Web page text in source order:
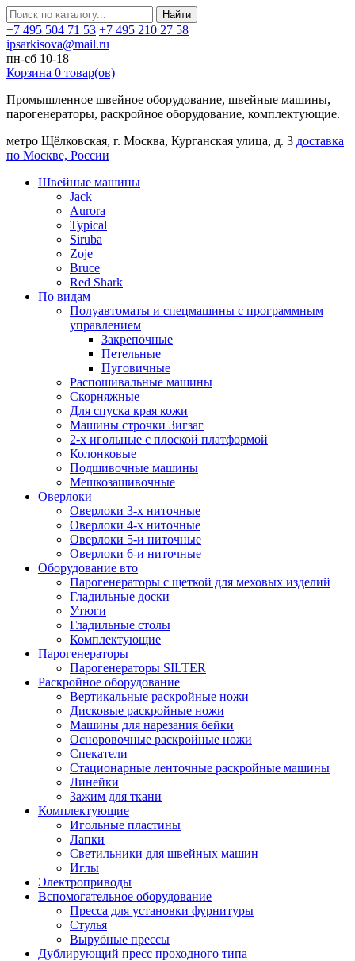
Найти
+7 495 504 71 53 +7 495 210 27 58
ipsarkisova@mail.ru
пн-сб 10-18
Корзина 0 товар(ов)
Промышленное швейное оборудование, швейные машины,
парогенераторы, раскройное оборудование, комплектующие.
метро Щёлковская, г. Москва, Курганская улица, д. 3 доставка
по Москве, России
Швейные машины
Jack
Aurora
Typical
Siruba
Zoje
Bruce
Red Shark
По видам
Полуавтоматы и спецмашины с программным
управлением
Закрепочные
Петельные
Пуговичные
Распошивальные машины
Скорняжные
Для спуска края кожи
Машины строчки Зигзаг
2-х игольные с плоской платформой
Колонковые
Подшивочные машины
Мешкозашивочные
Оверлоки
Оверлоки 3-х ниточные
Оверлоки 4-х ниточные
Оверлоки 5-и ниточные
Оверлоки 6-и ниточные
Оборудование вто
Парогенераторы с щеткой для меховых изделий
Гладильные доски
Утюги
Гладильные столы
Комплектующие
Парогенераторы
Парогенераторы SILTER
Раскройное оборудование
Вертикальные раскройные ножи
Дисковые раскройные ножи
Машины для нарезания бейки
Осноровочные раскройные ножи
Спекатели
Стационарные ленточные раскройные машины
Линейки
Зажим для ткани
Комплектующие
Игольные пластины
Лапки
Светильники для швейных машин
Иглы
Электроприводы
Вспомогательное оборудование
Пресса для установки фурнитуры
Стулья
Вырубные прессы
Дублирующий пресс проходного типа